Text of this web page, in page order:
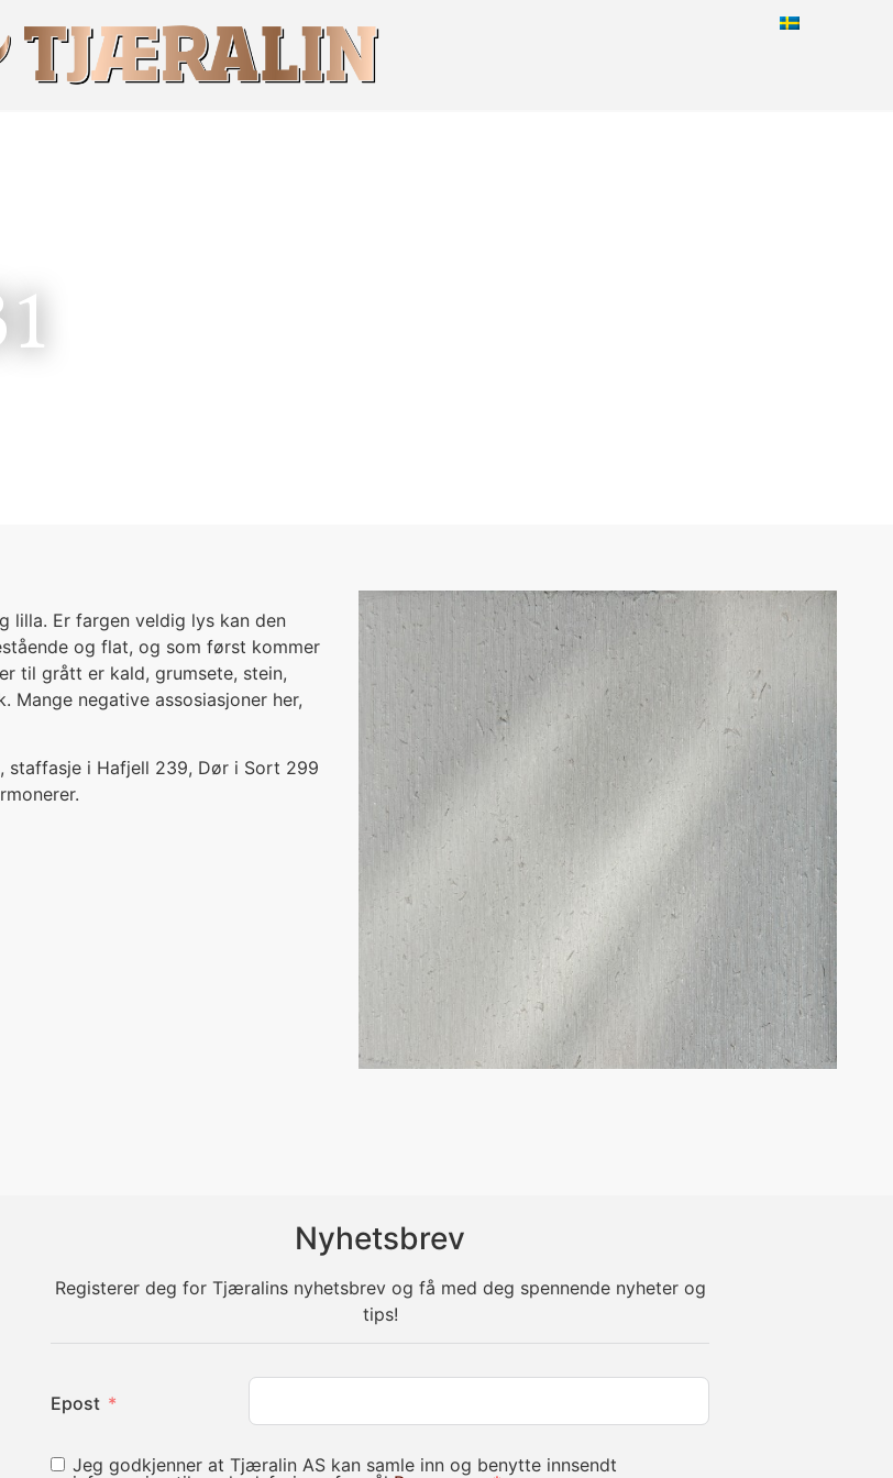
lilla. Er fargen veldig lys kan den
og flat, og som først kommer
til grått er kald, grumsete, stein,
negative assosiasjoner her,
staffasje i Hafjell 239, Dør i Sort 299
Nyhetsbrev
Registerer deg for Tjæralins nyhetsbrev og få med deg spennende nyheter og
tips!
Epost
Jeg godkjenner at Tjæralin AS kan samle inn og benytte innsendt